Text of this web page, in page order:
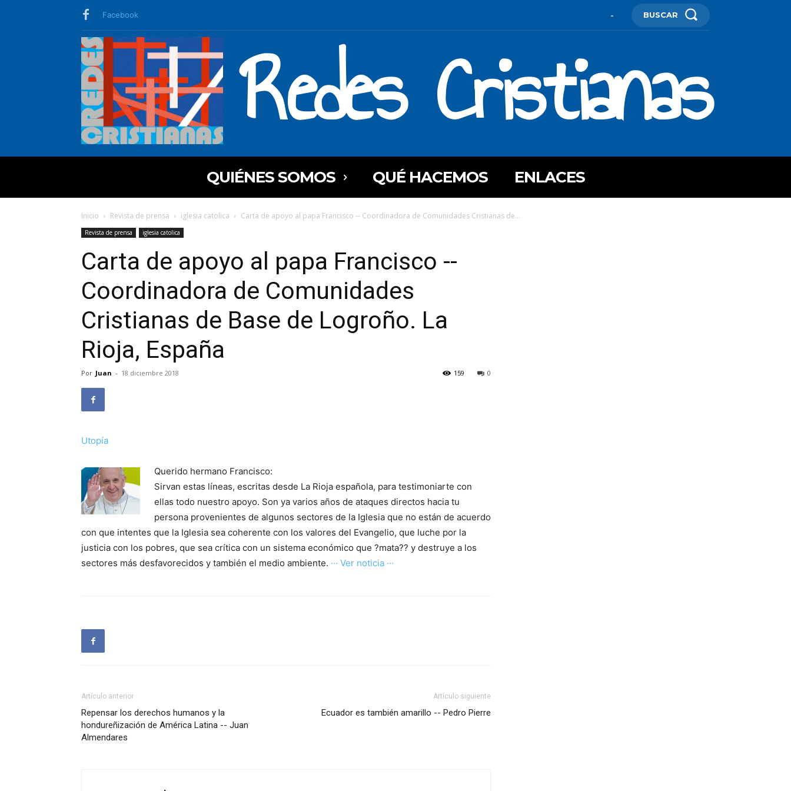
Facebook - BUSCAR
Redes Cristianas
QUIÉNES SOMOS QUÉ HACEMOS ENLACES
Inicio Revista de prensa iglesia catolica Carta de apoyo al papa Francisco -- Coordinadora de Comunidades Cristianas de...
Revista de prensa iglesia catolica
Carta de apoyo al papa Francisco --
Coordinadora de Comunidades
Cristianas de Base de Logroño. La
Rioja, España
Por Juan - 18 diciembre 2018 0
159
Utopía
Querido hermano Francisco:
Sirvan estas líneas, escritas desde La Rioja española, para testimoniarte con
ellas todo nuestro apoyo. Son ya varios años de ataques directos hacia tu
persona provenientes de algunos sectores de la Iglesia que no están de acuerdo
con que intentes que la Iglesia sea coherente con los valores del Evangelio, que luche por la
justicia con los pobres, que sea crítica con un sistema económico que ?mata?? y destruye a los
sectores más desfavorecidos y también el medio ambiente. ··· Ver noticia ···
Artículo anterior
Repensar los derechos humanos y la
hondureñización de América Latina -- Juan
Almendares
Artículo siguiente
Ecuador es también amarillo -- Pedro Pierre